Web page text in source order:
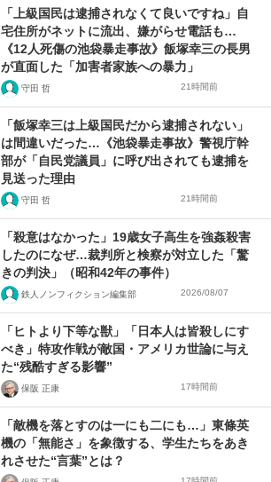
「上級国民は逮捕されなくて良いですね」自
宅住所がネットに流出、嫌がらせ電話も…
《12人死傷の池袋暴走事故》飯塚幸三の長男
が直面した「加害者家族への暴力」
守田 哲 21時間前
「飯塚幸三は上級国民だから逮捕されない」
は間違いだった…《池袋暴走事故》警視庁幹
部が「自民党議員」に呼び出されても逮捕を
見送った理由
守田 哲 21時間前
「殺意はなかった」19歳女子高生を強姦殺害
したのになぜ…裁判所と検察が対立した「驚
きの判決」（昭和42年の事件）
鉄人ノンフィクション編集部 2026/08/07
「ヒトより下等な獣」「日本人は皆殺しにす
べき」特攻作戦が敵国・アメリカ世論に与え
た“残酷すぎる影響”
保阪 正康 17時間前
「敵機を落とすのは一にも二にも…」東條英
機の「無能さ」を象徴する、学生たちをあき
れさせた“言葉”とは？